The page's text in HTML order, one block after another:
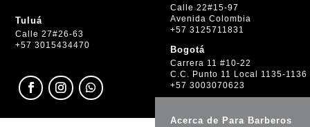
Tuluá
Calle 27#26-63
+57 3015434470
Calle 22#15-97
Avenida Colombia
+57 3125711831
Bogotá
Carrera 11 #10-22
C.C. Punto 11 Local 1135-1136
+57 3003070623
Acerca de Para Barberos